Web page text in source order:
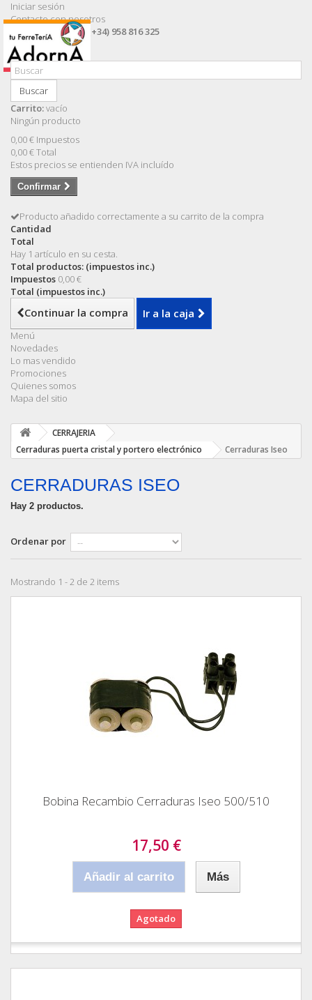
Iniciar sesión
Contacte con nosotros
Llámanos ahora: (+34) 958 816 325
Buscar
Carrito:vacío
Ningún producto
0,00 € Impuestos
0,00 €Total
Estos precios se entienden IVA incluído
Confirmar
Producto añadido correctamente a su carrito de la compra
Cantidad
Total
Hay 1 artículo en su cesta.
Total productos: (impuestos inc.)
Impuestos 0,00 €
Total (impuestos inc.)
Continuar la compra Ir a la caja
Menú
Novedades
Lo mas vendido
Promociones
Quienes somos
Mapa del sitio
CERRAJERIA
Cerraduras puerta cristal y portero electrónico
Cerraduras Iseo
CERRADURAS ISEO
Hay 2 productos.
Ordenar por
Mostrando 1 - 2 de 2 items
Bobina Recambio Cerraduras Iseo 500/510
17,50 €
Añadir al carrito Más
Agotado